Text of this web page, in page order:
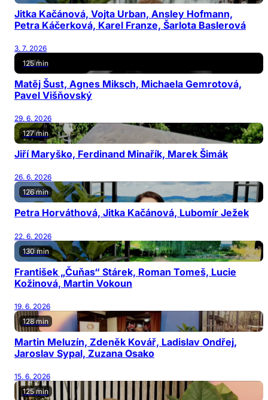
Jitka Kačánová, Vojta Urban, Ansley Hofmann,
Petra Káčerková, Karel Franze, Šarlota Baslerová
3. 7. 2026
125 min
Matěj Šust, Agnes Miksch, Michaela Gemrotová,
Pavel Višňovský
29. 6. 2026
127 min
Jiří Maryško, Ferdinand Minařík, Marek Šimák
26. 6. 2026
126 min
Petra Horváthová, Jitka Kačánová, Lubomír Ježek
22. 6. 2026
130 min
František „Čuňas“ Stárek, Roman Tomeš, Lucie
Kožinová, Martin Vokoun
19. 6. 2026
128 min
Martin Meluzín, Zdeněk Kovář, Ladislav Ondřej,
Jaroslav Sypal, Zuzana Osako
15. 6. 2026
125 min